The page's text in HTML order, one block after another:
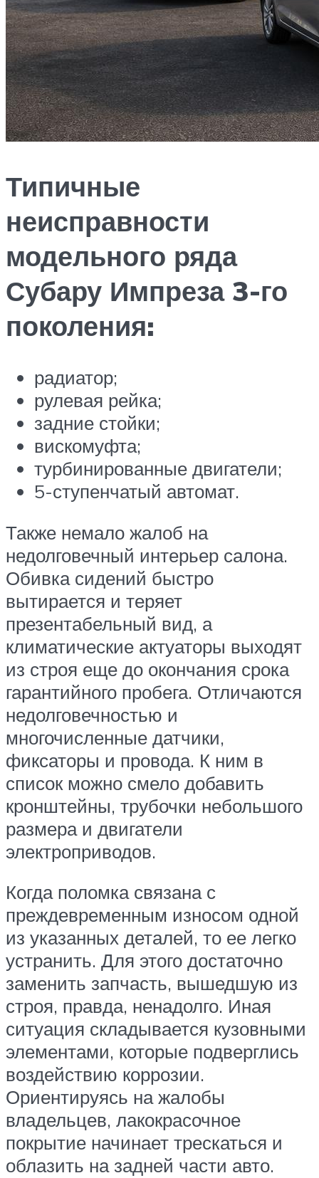
Типичные
неисправности
модельного ряда
Субару Импреза 3-го
поколения:
радиатор;
рулевая рейка;
задние стойки;
вискомуфта;
турбинированные двигатели;
5-ступенчатый автомат.
Также немало жалоб на
недолговечный интерьер салона.
Обивка сидений быстро
вытирается и теряет
презентабельный вид, а
климатические актуаторы выходят
из строя еще до окончания срока
гарантийного пробега. Отличаются
недолговечностью и
многочисленные датчики,
фиксаторы и провода. К ним в
список можно смело добавить
кронштейны, трубочки небольшого
размера и двигатели
электроприводов.
Когда поломка связана с
преждевременным износом одной
из указанных деталей, то ее легко
устранить. Для этого достаточно
заменить запчасть, вышедшую из
строя, правда, ненадолго. Иная
ситуация складывается кузовными
элементами, которые подверглись
воздействию коррозии.
Ориентируясь на жалобы
владельцев, лакокрасочное
покрытие начинает трескаться и
облазить на задней части авто.